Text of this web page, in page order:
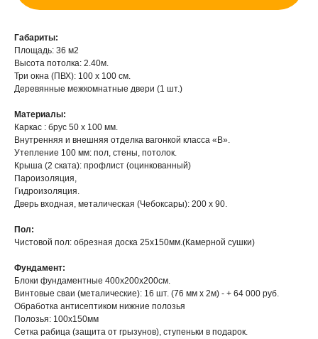
Габариты:
Площадь: 36 м2
Высота потолка: 2.40м.
Три окна (ПВХ): 100 х 100 см.
Деревянные межкомнатные двери (1 шт.)
Материалы:
Каркас : брус 50 х 100 мм.
Внутренняя и внешняя отделка вагонкой класса «В».
Утепление 100 мм: пол, стены, потолок.
Крыша (2 ската): профлист (оцинкованный)
Пароизоляция,
Гидроизоляция.
Дверь входная, металическая (Чебоксары): 200 х 90.
Пол:
Чистовой пол: обрезная доска 25х150мм.(Камерной сушки)
Фундамент:
Блоки фундаментные 400х200х200см.
Винтовые сваи (металические): 16 шт. (76 мм х 2м) - + 64 000 руб.
Обработка антисептиком нижние полозья
Полозья: 100х150мм
Сетка рабица (защита от грызунов), ступеньки в подарок.